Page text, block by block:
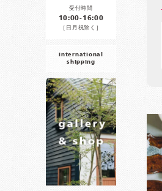
受付時間
10:00-16:00
［日月祝除く］
international
shipping